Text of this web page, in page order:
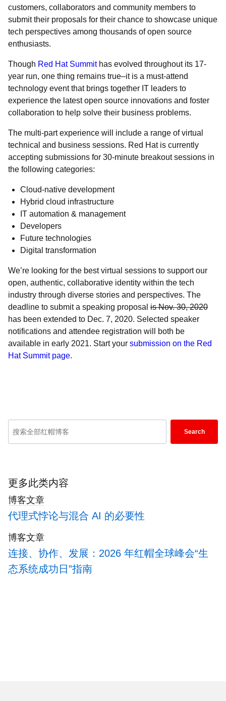
customers, collaborators and community members to
submit their proposals for their chance to showcase unique
tech perspectives among thousands of open source
enthusiasts.
Though Red Hat Summithas evolved throughout its 17-
year run, one thing remains true–it is a must-attend
technology event that brings together IT leaders to
experience the latest open source innovations and foster
collaboration to help solve their business problems.
The multi-part experience will include a range of virtual
technical and business sessions. Red Hat is currently
accepting submissions for 30-minute breakout sessions in
the following categories:
Cloud-native development
Hybrid cloud infrastructure
IT automation & management
Developers
Future technologies
Digital transformation
We’re looking for the best virtual sessions to support our
open, authentic, collaborative identity within the tech
industry through diverse stories and perspectives. The
deadline to submit a speaking proposal is Nov. 30, 2020
has been extended to Dec. 7, 2020. Selected speaker
notifications and attendee registration will both be
available in early 2021. Start your submission on the Red
Hat Summit page.
Enter
search
blogs
Search
更多此类内容
博客文章
代理式悖论与混合 AI 的必要性
博客文章
连接、协作、发展：2026 年红帽全球峰会“生
态系统成功日”指南